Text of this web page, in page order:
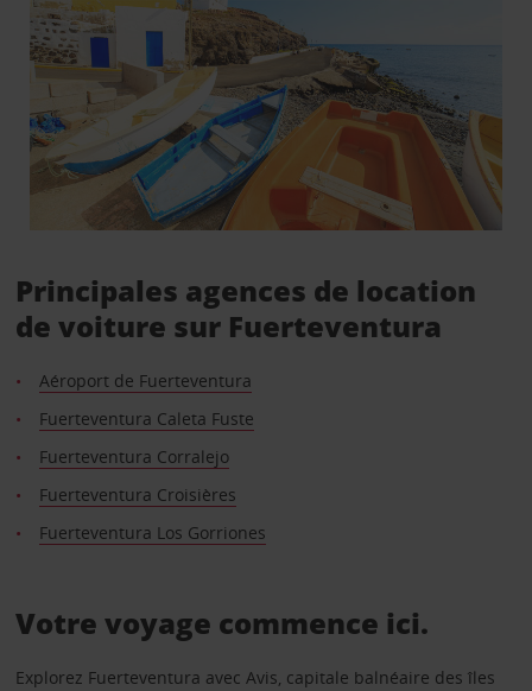
Principales agences de location
de voiture sur Fuerteventura
Aéroport de Fuerteventura
Fuerteventura Caleta Fuste
Fuerteventura Corralejo
Fuerteventura Croisières
Fuerteventura Los Gorriones
Votre voyage commence ici.
Explorez Fuerteventura avec Avis, capitale balnéaire des îles